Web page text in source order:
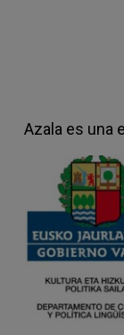
Azala es una